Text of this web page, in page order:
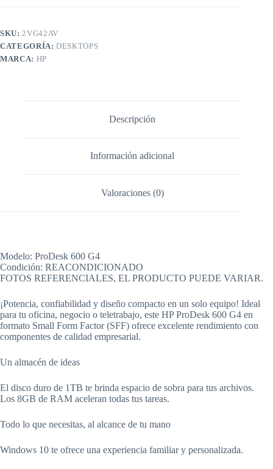
SKU: 2VG42AV
CATEGORÍA:DESKTOPS
MARCA: HP
Descripción
Información adicional
Valoraciones (0)
Modelo: ProDesk 600 G4
Condición: REACONDICIONADO
FOTOS REFERENCIALES, EL PRODUCTO PUEDE VARIAR.
¡Potencia, confiabilidad y diseño compacto en un solo equipo! Ideal
para tu oficina, negocio o teletrabajo, este HP ProDesk 600 G4 en
formato Small Form Factor (SFF) ofrece excelente rendimiento con
componentes de calidad empresarial.
Un almacén de ideas
El disco duro de 1TB te brinda espacio de sobra para tus archivos.
Los 8GB de RAM aceleran todas tus tareas.
Todo lo que necesitas, al alcance de tu mano
Windows 10 te ofrece una experiencia familiar y personalizada.